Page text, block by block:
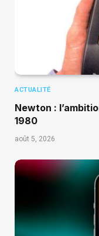
ACTUALITÉ
Newton :
1980
août 5, 2026